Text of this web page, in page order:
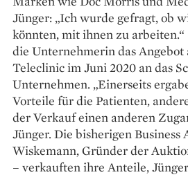
Jünger: „Ich wurde gefragt, ob
könnten, mit ihnen zu
die Unternehmerin das
Teleclinic im Juni 2020 an das
Unternehmen. „Einerseits
Vorteile für die Patienten,
der Verkauf einen anderen
Jünger. Die bisherigen Business
Wiskemann, Gründer der
– verkauften ihre Anteile,